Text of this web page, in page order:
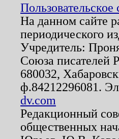
На данном сайте
периодического
Учредитель:
Союза писателей
680032,
ф.84212296081.
dv.com
Редакционный
общественных